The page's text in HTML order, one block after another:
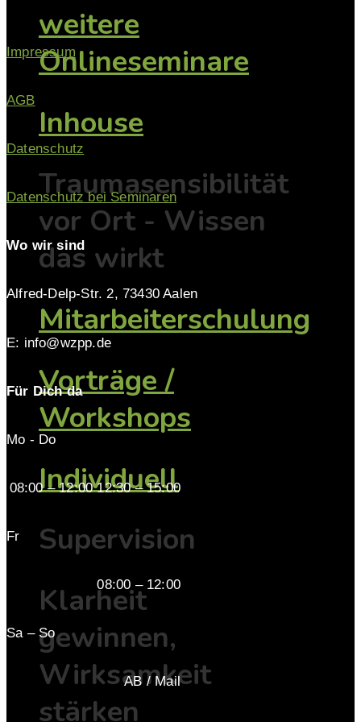
weitere
Onlineseminare
Inhouse
Traumasensibilität
vor Ort - Wissen
das wirkt
Mitarbeiterschulung
Vorträge /
Workshops
Individuell
Supervision
Klarheit
gewinnen,
Wirksamkeit
stärken
Impressum
AGB
Datenschutz
Datenschutz bei Seminaren
Wo wir sind
Alfred-Delp-Str. 2, 73430 Aalen
E: info@wzpp.de
Für Dich da
Mo - Do
08:00 – 12:00 12:30 – 15:00
Fr
08:00 – 12:00
Sa – So
AB / Mail